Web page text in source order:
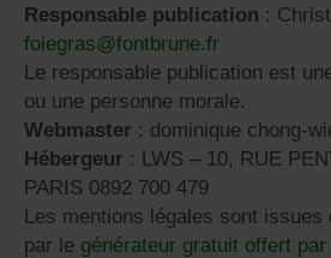
Responsable publication :
foiegras@fontbrune.fr
Le responsable publication est
ou une personne morale.
Webmaster : dominique chong-
Hébergeur : LWS – 10, RUE
PARIS 0892 700 479
Les mentions légales sont issues
par le générateur gratuit offert